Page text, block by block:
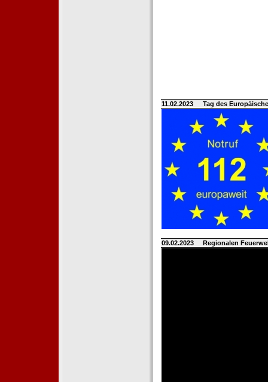
11.02.2023 Tag des
09.02.2023 Regionalen